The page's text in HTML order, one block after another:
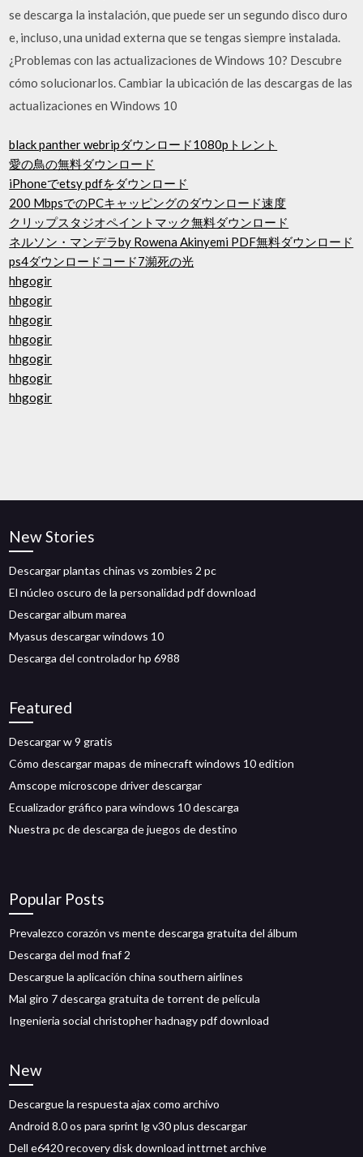
se descarga la instalación, que puede ser un segundo disco duro
e, incluso, una unidad externa que se tengas siempre instalada.
¿Problemas con las actualizaciones de Windows 10? Descubre
cómo solucionarlos. Cambiar la ubicación de las descargas de las
actualizaciones en Windows 10
black panther webripダウンロード1080pトレント
愛の鳥の無料ダウンロード
iPhoneでetsy pdfをダウンロード
200 MbpsでのPCキャッピングのダウンロード速度
クリップスタジオペイントマック無料ダウンロード
ネルソン・マンデラby Rowena Akinyemi PDF無料ダウンロード
ps4ダウンロードコード7瀕死の光
hhgogir
hhgogir
hhgogir
hhgogir
hhgogir
hhgogir
hhgogir
New Stories
Descargar plantas chinas vs zombies 2 pc
El núcleo oscuro de la personalidad pdf download
Descargar album marea
Myasus descargar windows 10
Descarga del controlador hp 6988
Featured
Descargar w 9 gratis
Cómo descargar mapas de minecraft windows 10 edition
Amscope microscope driver descargar
Ecualizador gráfico para windows 10 descarga
Nuestra pc de descarga de juegos de destino
Popular Posts
Prevalezco corazón vs mente descarga gratuita del álbum
Descarga del mod fnaf 2
Descargue la aplicación china southern airlines
Mal giro 7 descarga gratuita de torrent de película
Ingenieria social christopher hadnagy pdf download
New
Descargue la respuesta ajax como archivo
Android 8.0 os para sprint lg v30 plus descargar
Dell e6420 recovery disk download inttrnet archive